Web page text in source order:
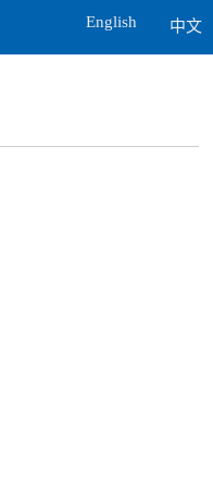
中文
English